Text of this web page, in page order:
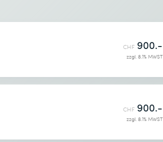
genommen.
CHF 900.-
zzgl. 8.1% MWST
CHF 900.-
zzgl. 8.1% MWST